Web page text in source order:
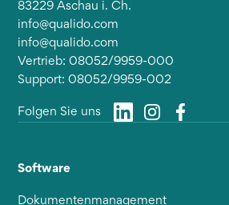
83229 Aschau i. Ch.
info@qualido.com
info@qualido.com
Vertrieb: 08052/9959-000
Support: 08052/9959-002
Folgen Sie uns
Software
Dokumentenmanagement